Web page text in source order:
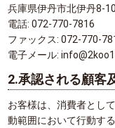
兵庫県伊丹市北伊丹8-
電話: 072-770-7816
ファックス: 072-770-
電子メール:
2.承認される顧客
お客様は、消費者とし
動範囲において行動す